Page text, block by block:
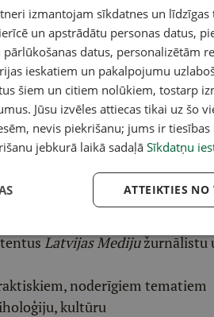
,X,Bluesky ,Draugiem,Threadsvai
atlasītu noderīgu, praktisku un aktuālu
šeit.
saņem padziļinātu LASI.LV
interviju apkopojumu.
Latvijas Medijužurnālistu
noderīgiem tematiem
kultūru
izmantojam sīkdatnes un
un apstrādātu personas datus,
datus, personalizētām
ieskatiem un pakalpojumu
šiem un citiem nolūkiem, tostarp
Jūsu izvēles attiecas tikai uz šo
nevis piekrišanu; jums ir tiesības
jebkurā laikā sadaļāSīkdatņu
ATTEIKTIES NO